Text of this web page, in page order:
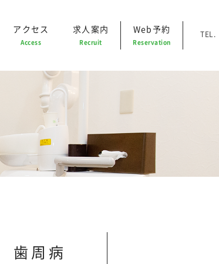
アクセス
Access
求人案内
Recruit
Web予約
Reservation
TEL.
歯周病